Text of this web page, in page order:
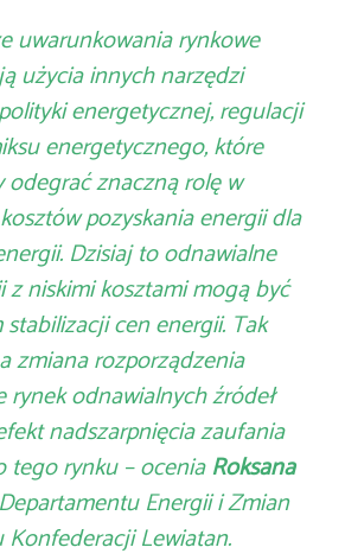
uwarunkowania rynkowe
użycia innych narzędzi
energetycznej, regulacji
energetycznego, które
odegrać znaczną rolę w
pozyskania energii dla
Dzisiaj to odnawialne
z niskimi kosztami mogą być
cen energii. Tak
zmiana rozporządzenia
rynek odnawialnych źródeł
nadszarpnięcia zaufania
tego rynku – oceniaRoksana
Energii i Zmian
Konfederacji Lewiatan.